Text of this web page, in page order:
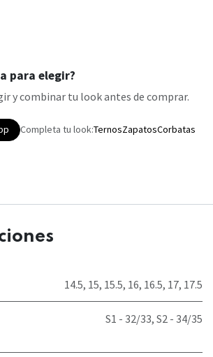
para elegir?
y combinar tu look antes de comprar.
Completa tu look:TernosZapatosCorbatas
14.5, 15, 15.5, 16, 16.5, 17, 17.5
S1 - 32/33, S2 - 34/35